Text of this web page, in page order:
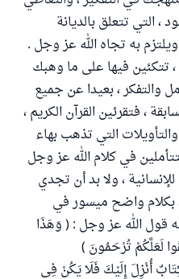
، التي تتعلق بالديانة
به تجاه الله عز وجل .
تتكئين فيها على ما وهبك
والتفكر ، بعيدا عن جميع
، فتقرئين القرآن الكريم ،
التي تذهب بهاء
في كلام الله عز وجل
، ولا بد أن تجدي
، بكلام واضح ميسور في
قول الله عز وجل : ( وَهَذَا
لَعَلَّكُمْ تُرْحَمُونَ )
: ( كِتَابٌ أُنْزِلَ إِلَيْكَ فَلَا يَكُنْ فِي